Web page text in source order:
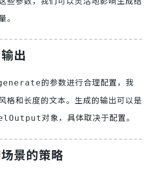
。
出
的参数进行合理配置，我
格和长度的文本。生成的输出可以是
对象，具体取决于配置。
景的策略